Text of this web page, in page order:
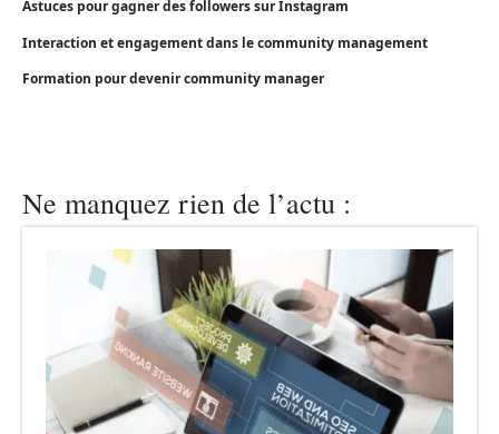
Astuces pour gagner des followers sur Instagram
Interaction et engagement dans le community management
Formation pour devenir community manager
Ne manquez rien de l’actu :